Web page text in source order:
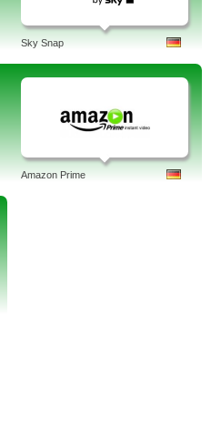
Sky Snap
Amazon Prime